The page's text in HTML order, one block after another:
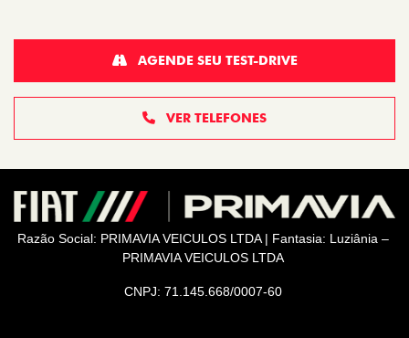
VER TELEFONES
AGENDE SEU TEST-DRIVE
Razão Social: PRIMAVIA VEICULOS LTDA | Fantasia: Luziânia –
PRIMAVIA VEICULOS LTDA
CNPJ: 71.145.668/0007-60